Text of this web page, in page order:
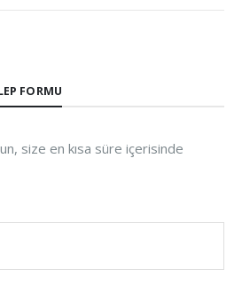
FORMU
size en kısa süre içerisinde